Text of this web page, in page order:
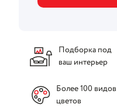
Подборка под
ваш интерьер
Более 100 видов
цветов